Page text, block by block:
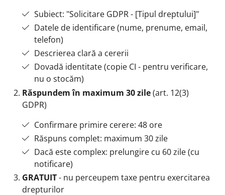
Subiect: "Solicitare GDPR - [Tipul dreptului]"
Datele de identificare (nume, prenume, email,
telefon)
Descrierea clară a cererii
Dovadă identitate (copie CI - pentru verificare,
nu o stocăm)
Răspundem în maximum 30 zile(art. 12(3)
GDPR)
Confirmare primire cerere: 48 ore
Răspuns complet: maximum 30 zile
Dacă este complex: prelungire cu 60 zile (cu
notificare)
GRATUIT- nu perceupem taxe pentru exercitarea
drepturilor